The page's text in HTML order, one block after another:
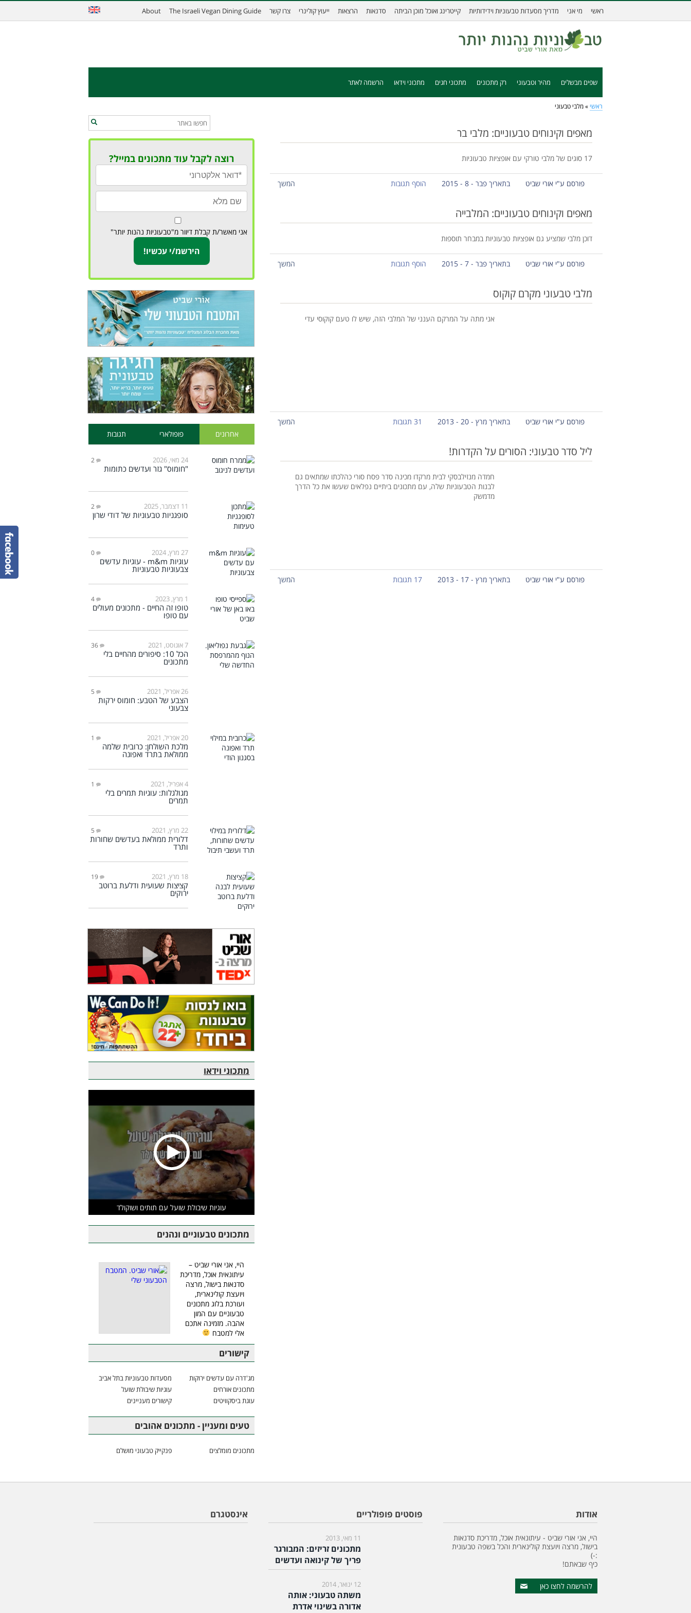
ראשי מי אני מדריך מסעדות טבעוניות וידידותיות קייטרינג ואוכל מוכן הביתה סדנאות הרצאות ייעוץ קולינרי צרו קשר The Israeli Vegan Dining Guide
About
שפים מבשלים מהיר וטבעוני רק מתכונים מתכוני חגים מתכוני וידאו הרשמה לאתר
ראשי » מלבי טבעוני
מאפים וקינוחים טבעוניים: מלבי בר
17 סוגים של מלבי טורקי עם אופציות טבעוניות
פורסם ע"י אורי שביט בתאריך פבר - 8 - 2015 הוסף תגובות המשך
מאפים וקינוחים טבעוניים: המלבייה
דוכן מלבי שמציע גם אופציות טבעוניות במבחר תוספות
פורסם ע"י אורי שביט בתאריך פבר - 7 - 2015 הוסף תגובות המשך
מלבי טבעוני מקרם קוקוס
אני מתה על המרקם הענני של המלבי הזה, שיש לו טעם קוקוסי עדי
פורסם ע"י אורי שביט בתאריך מרץ - 20 - 2013 31 תגובות המשך
ליל סדר טבעוני: הסורים על הקדרות!
חמדה מנזילבסקי לבית מרקדו מכינה סדר פסח סורי כהלכתו שמתאים גם
לבנות הטבעוניות שלה, עם מתכונים ביתיים נפלאים שעשו את כל הדרך
מדמשק
פורסם ע"י אורי שביט בתאריך מרץ - 17 - 2013 17 תגובות המשך
רוצה לקבל עוד מתכונים במייל?
אני מאשר/ת קבלת דיוור מ"טבעוניות נהנות יותר"
אחרונים פופולארי תגובות
24 מאי, 2026 2
"חומוס" גזר ועדשים כתומות
11 דצמבר, 2025 2
סופגניות טבעוניות של דודי שרון
27 מרץ, 2024 0
עוגיות m&m - עוגיות עדשים
צבעוניות טבעוניות
1 מרץ, 2023 4
טופו זה החיים - מתכונים מעולים
עם טופו
7 אוגוסט, 2021 36
הכל 10: סיפורים מהחיים בלי
מתכונים
26 אפריל, 2021 5
הצבע של הטבע: חומוס ירקות
צבעוני
20 אפריל, 2021 1
מלכת השולחן: כרובית שלמה
ממולאת בתרד ואפונה
4 אפריל, 2021 1
מגולגלות: עוגיות תמרים בלי
תמרים
22 מרץ, 2021 5
דלורית ממולאת בעדשים שחורות
ותרד
18 מרץ, 2021 19
קציצות שעועית ודלעת ברוטב
ירוקים
מתכוני וידאו
עוגיות שיבולת שועל עם תותים ושוקולד
מתכונים טבעוניים ונהנים
היי, אני אורי שביט –
עיתונאית אוכל, מדריכת
סדנאות בישול, מרצה
ויועצת קולינארית,
ועורכת בלוג מתכונים
טבעוניים עם המון
אהבה. מזמינה אתכם
אלי למטבח
קישורים
מג'דרה עם עדשים ירוקות
מסעדות טבעוניות בתל אביב
מתכונים אורחים
עוגיות שיבולת שועל
עוגת ביסקוויטים
קישורים מעניינים
טעים ומעניין - מתכונים אהובים
מתכונים מומלצים פנקייק טבעוני מושלם
אודות
היי, אני אורי שביט - עיתונאית אוכל, מדריכת סדנאות
בישול, מרצה ויועצת קולינארית והכל בשפה טבעונית
:-)
כיף שבאתם!
להרשמה לחצו כאן
פוסטים פופולריים
11 מאי, 2013
מתכונים זריזים: המבורגר
פריך של קינואה ועדשים
12 ינואר, 2014
משתה טבעוני: אותה
אדורה בשינוי אדרת
אינסטגרם